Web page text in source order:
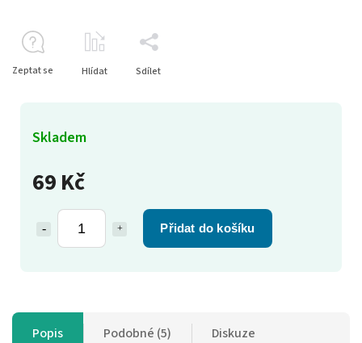
69 Kč
Přidat do košíku
Skladem
Zeptat se Hlídat Sdílet
Popis Podobné (5) Diskuze